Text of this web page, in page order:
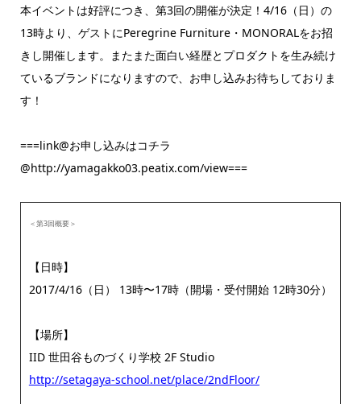
本イベントは好評につき、第3回の開催が決定！4/16（日）の
13時より、ゲストにPeregrine Furniture・MONORALをお招
きし開催します。またまた面白い経歴とプロダクトを生み続け
ているブランドになりますので、お申し込みお待ちしておりま
す！
===link@お申し込みはコチラ
@http://yamagakko03.peatix.com/view===
＜第3回概要＞
【日時】
2017/4/16（日） 13時〜17時（開場・受付開始 12時30分）
【場所】
IID 世田谷ものづくり学校 2F Studio
http://setagaya-school.net/place/2ndFloor/